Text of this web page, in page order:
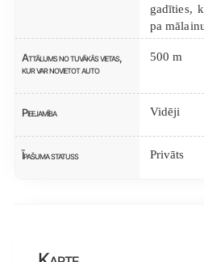
gadīties,
pa
Attālums no tuvākās vietas,
kur var novietot auto
500 m
Pieejamība Vidēji
Īpašuma statuss Privāts